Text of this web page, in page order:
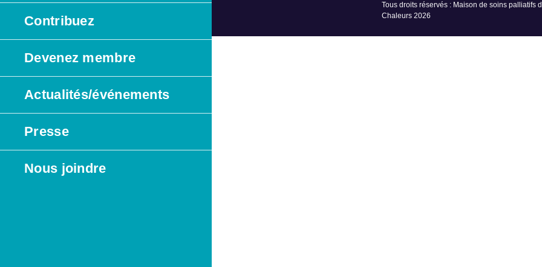
Contribuez
Devenez membre
Actualités/événements
Presse
Nous joindre
Tous droits réservés : Maison de soins palliatifs
Chaleurs 2026